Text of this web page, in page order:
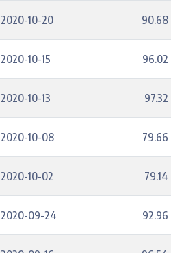
2020-10-20 90.68
2020-10-15 96.02
2020-10-13 97.32
2020-10-08 79.66
2020-10-02 79.14
2020-09-24 92.96